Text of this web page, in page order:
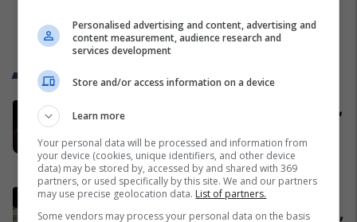
Trend Telegrafi
Përfundon takimin me Abdixhikun,
në
Politikë
Pacolli: Nëse Shqipëria zgjidh
kontratën për Aeroportin e Vlorës,
Personalised advertising and content, advertising and
content measurement, audience research and
services development
Store and/or access information on a device
Learn more
Your personal data will be processed and information from
your device (cookies, unique identifiers, and other device
data) may be stored by, accessed by and shared with 369
partners, or used specifically by this site. We and our partners
may use precise geolocation data. List of partners.
Some vendors may process your personal data on the basis